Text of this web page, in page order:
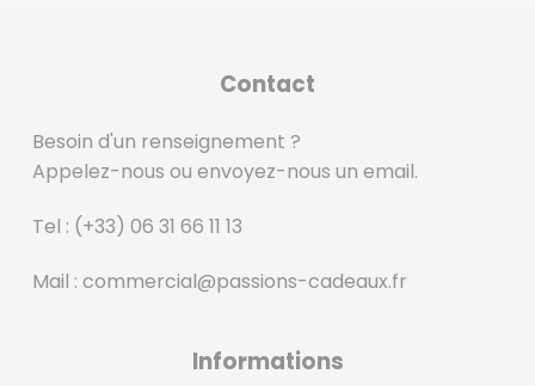
Contact
Besoin d'un renseignement ?
Appelez-nous ou envoyez-nous un email.
Tel : (+33) 06 31 66 11 13
Mail : commercial@passions-cadeaux.fr
Informations